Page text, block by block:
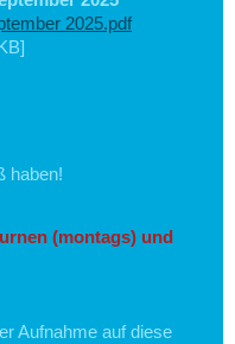
2025.pdf
haben!
(montags) und
Aufnahme auf diese